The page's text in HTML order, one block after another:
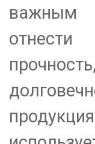
важным